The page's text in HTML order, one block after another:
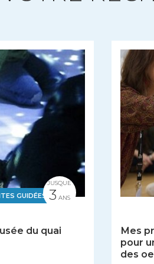
GUIDÉES
du quai
JUSQUE
3 ANS
Mes
pour
des